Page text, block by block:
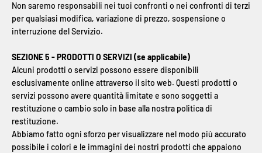
Non saremo responsabili nei tuoi confronti o nei confronti di terzi
per qualsiasi modifica, variazione di prezzo, sospensione o
interruzione del Servizio.
SEZIONE 5 - PRODOTTI O SERVIZI (se applicabile)
Alcuni prodotti o servizi possono essere disponibili
esclusivamente online attraverso il sito web. Questi prodotti o
servizi possono avere quantità limitate e sono soggetti a
restituzione o cambio solo in base alla nostra politica di
restituzione.
Abbiamo fatto ogni sforzo per visualizzare nel modo più accurato
possibile i colori e le immagini dei nostri prodotti che appaiono